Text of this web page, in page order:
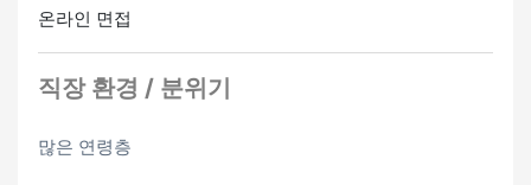
온라인 면접
직장 환경 / 분위기
많은 연령층